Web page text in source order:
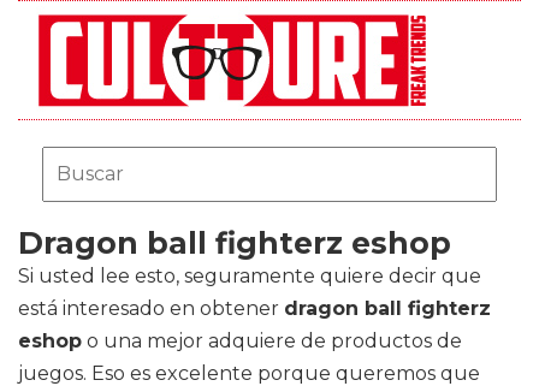
Dragon ball fighterz eshop
Si usted lee esto, seguramente quiere decir que
está interesado en obtener dragon ball fighterz
eshop o una mejor adquiere de productos de
juegos. Eso es excelente porque queremos que